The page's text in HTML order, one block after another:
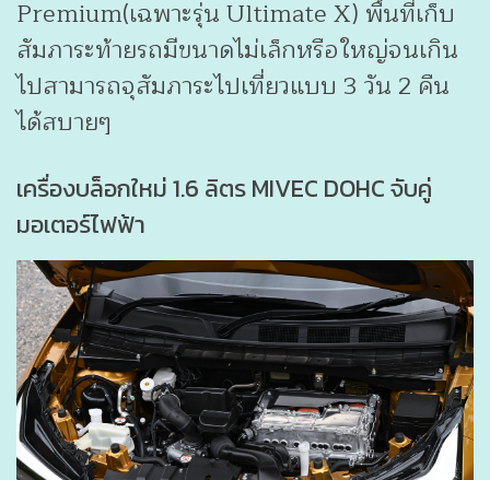
Premium(เฉพาะรุ่น Ultimate X) พื้นที่เก็บ
สัมภาระท้ายรถมีขนาดไม่เล็กหรือใหญ่จนเกิน
ไปสามารถจุสัมภาระไปเที่ยวแบบ 3 วัน 2 คืน
ได้สบายๆ
เครื่องบล็อกใหม่ 1.6 ลิตร MIVEC DOHC จับคู่
มอเตอร์ไฟฟ้า